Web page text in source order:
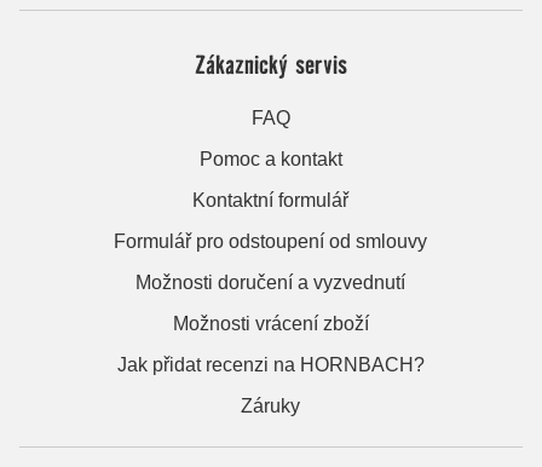
Zákaznický servis
FAQ
Pomoc a kontakt
Kontaktní formulář
Formulář pro odstoupení od smlouvy
Možnosti doručení a vyzvednutí
Možnosti vrácení zboží
Jak přidat recenzi na HORNBACH?
Záruky